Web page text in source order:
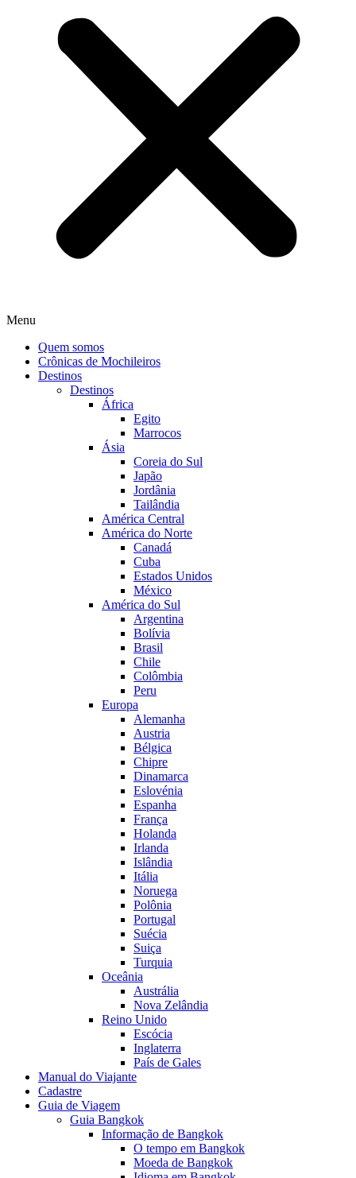
Menu
Quem somos
Crônicas de Mochileiros
Destinos
Destinos
África
Egito
Marrocos
Ásia
Coreia do Sul
Japão
Jordânia
Tailândia
América Central
América do Norte
Canadá
Cuba
Estados Unidos
México
América do Sul
Argentina
Bolívia
Brasil
Chile
Colômbia
Peru
Europa
Alemanha
Austria
Bélgica
Chipre
Dinamarca
Eslovénia
Espanha
França
Holanda
Irlanda
Islândia
Itália
Noruega
Polônia
Portugal
Suécia
Suiça
Turquia
Oceânia
Austrália
Nova Zelândia
Reino Unido
Escócia
Inglaterra
País de Gales
Manual do Viajante
Cadastre
Guia de Viagem
Guia Bangkok
Informação de Bangkok
O tempo em Bangkok
Moeda de Bangkok